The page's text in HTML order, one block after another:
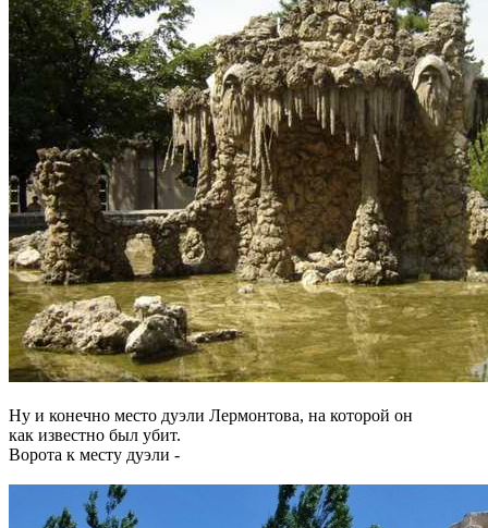
Ну и конечно место дуэли Лермонтова, на которой он
как известно был убит.
Ворота к месту дуэли -